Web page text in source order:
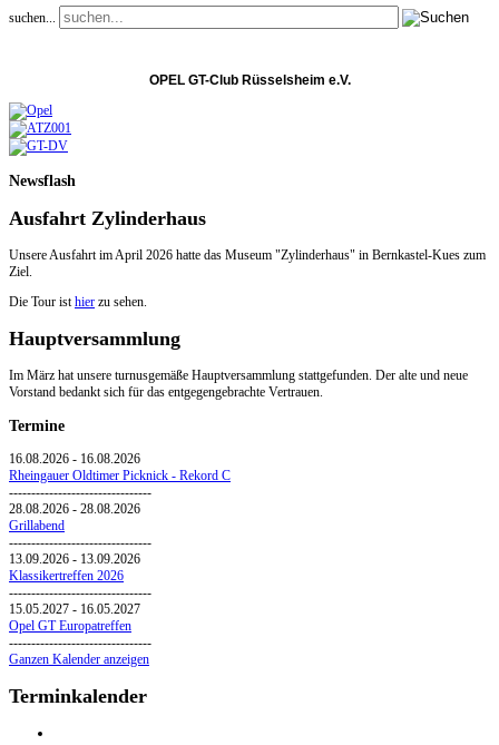
suchen...
OPEL GT-Club Rüsselsheim e.V.
Newsflash
Ausfahrt Zylinderhaus
Unsere Ausfahrt im April 2026 hatte das Museum "Zylinderhaus" in Bernkastel-Kues zum
Ziel.
Die Tour isthier zu sehen.
Hauptversammlung
Im März hat unsere turnusgemäße Hauptversammlung stattgefunden. Der alte und neue
Vorstand bedankt sich für das entgegengebrachte Vertrauen.
Termine
16.08.2026 - 16.08.2026
Rheingauer Oldtimer Picknick - Rekord C
--------------------------------
28.08.2026 - 28.08.2026
Grillabend
--------------------------------
13.09.2026 - 13.09.2026
Klassikertreffen 2026
--------------------------------
15.05.2027 - 16.05.2027
Opel GT Europatreffen
--------------------------------
Ganzen Kalender anzeigen
Terminkalender